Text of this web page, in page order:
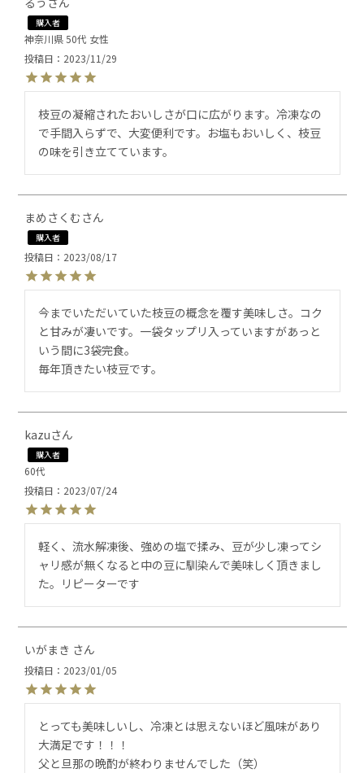
購入者
神奈川県 50代 女性
投稿日
2023/11/29
枝豆の凝縮されたおいしさが口に広がります。冷凍なの
で手間入らずで、大変便利です。お塩もおいしく、枝豆
の味を引き立てています。
まめさくむ
購入者
投稿日 2023/08/17
今までいただいていた枝豆の概念を覆す美味しさ。コク
と甘みが凄いです。一袋タップリ入っていますがあっと
いう間に3袋完食。
毎年頂きたい枝豆です。
kazu
購入者
60代
投稿日
2023/07/24
軽く、流水解凍後、強めの塩で揉み、豆が少し凍ってシ
ャリ感が無くなると中の豆に馴染んで美味しく頂きまし
た。リピーターです
いがまき
投稿日 2023/01/05
とっても美味しいし、冷凍とは思えないほど風味があり
大満足です！！！
父と旦那の晩酌が終わりませんでした（笑）